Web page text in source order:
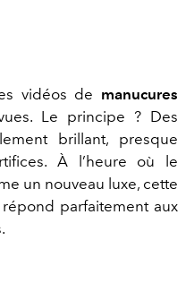
vidéos de manucures
Le principe ? Des
brillant, presque
À l’heure où le
un nouveau luxe, cette
parfaitement aux